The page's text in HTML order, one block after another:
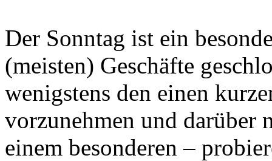
Der Sonntag ist ein
(meisten) Geschäfte
wenigstens den einen
vorzunehmen und darüber
einem besonderen –